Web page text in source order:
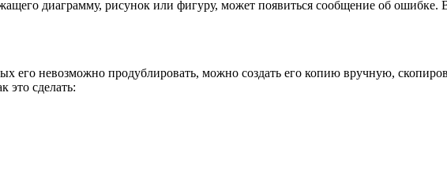
диаграмму, рисунок или фигуру, может появиться сообщение об ошибке.
его невозможно продублировать, можно создать его копию вручную,
это сделать: